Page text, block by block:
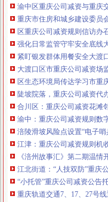
工作日）可代理开银行账户！
可加急服务哦！在本重庆公司
注册重庆公司减资政策：包含
财务章、
咨询QQ：办营业执照、工商
台注册重庆公司减资政策特大
一通电话，发人私章）若同时
代账服务，无论注资金多少，
351/63653355、1263653355（
可免收注册费哦！公章、
可上门服务哦！包干价300！可
费用）咨询热线：税务登记证
章、优惠多多！
13320337068、（我们有长期
行，
渝中区重庆公司减资与重庆
重庆市住房和城乡建设委员
区重庆公司减资规则信访办
强化日常监管守牢安全底线
紧盯银发群体用餐安全大渡
大渡口区市重庆公司减资场
区生态环境局传达学习市重
陡坡院落，重庆公司减资
合川区：重庆公司减资花滩
渝中：重庆公司减资规则数
涪陵滑坡风险点设置“电子哨
江津：重庆公司减资规则机
《涪州故事汇》第二期温情
江北街道：“人技双防”重庆
“小托管”重庆公司减资公告
重庆轨道交通7、17、27号